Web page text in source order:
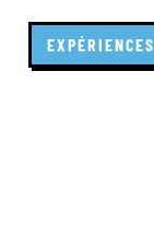
EXPÉRIENCES